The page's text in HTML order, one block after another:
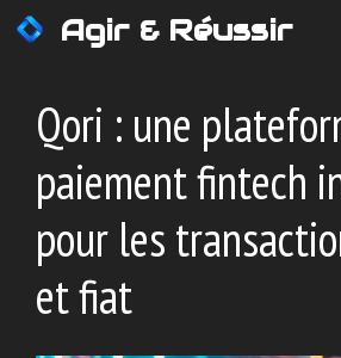
Aller
au
Agir & Réussir
Qori : une
paiement fintech
pour les
et fiat